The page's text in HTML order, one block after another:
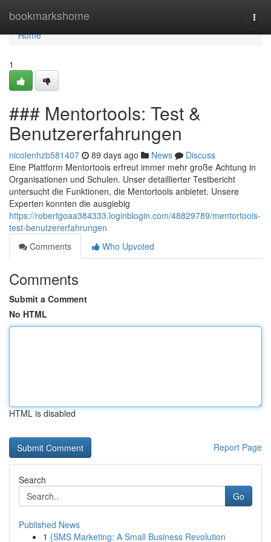
bookmarkshome
Home
Home
1
### Mentortools: Test &
Benutzererfahrungen
nicolenhzb581407 89 days ago News
Discuss
Eine Plattform Mentortools erfreut immer mehr große Achtung in
Organisationen und Schulen. Unser detaillierter Testbericht
untersucht die Funktionen, die Mentortools anbietet. Unsere
Experten konnten die ausgiebig
https://robertgoaa384333.loginblogin.com/48829789/mentortools-
test-benutzererfahrungen
Comments
Who Upvoted
Comments
Submit a Comment
No HTML
HTML is disabled
Report Page
Search
Go
Published News
1 {SMS Marketing: A Small Business Revolution